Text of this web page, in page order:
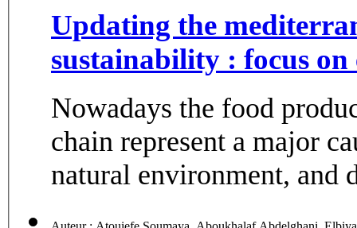
Updating the
sustainability : focus
Nowadays the food
chain represent a major
natural environment, and